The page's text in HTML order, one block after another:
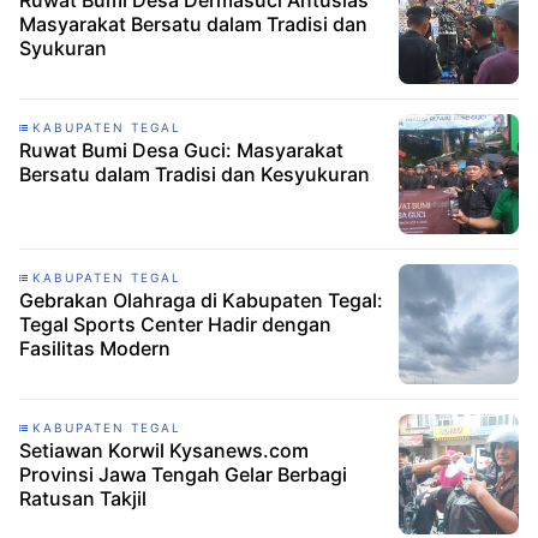
Masyarakat Bersatu dalam Tradisi dan
Syukuran
KABUPATEN TEGAL
Ruwat Bumi Desa Guci: Masyarakat
Bersatu dalam Tradisi dan Kesyukuran
KABUPATEN TEGAL
Gebrakan Olahraga di Kabupaten Tegal:
Tegal Sports Center Hadir dengan
Fasilitas Modern
KABUPATEN TEGAL
Setiawan Korwil Kysanews.com
Provinsi Jawa Tengah Gelar Berbagi
Ratusan Takjil